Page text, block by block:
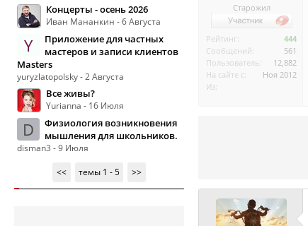
Концерты - осень 2026
Иван Мананкин - 6 Августа
Y
Приложение для частных
мастеров и записи клиентов
Masters
yuryzlatopolsky - 2 Августа
Все живы?
Yurianna - 16 Июля
D
Физиология возникновения
мышления для школьников.
disman3 - 9 Июля
<<
темы 1 - 5 >>
Старожил
Рейтинг:
444
Сообщений:
561
Пользователь:
12,882
На сайте с:
Ноя 2012
Из: